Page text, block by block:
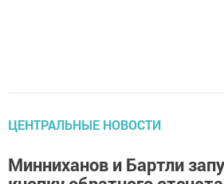
ЦЕНТРАЛЬНЫЕ НОВОСТИ
Минниханов и Бартли